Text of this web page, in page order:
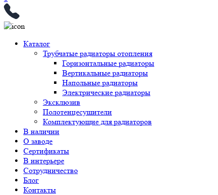
Каталог
Трубчатые радиаторы отопления
Горизонтальные радиаторы
Вертикальные радиаторы
Напольные радиаторы
Электрические радиаторы
Эксклюзив
Полотенцесушители
Комплектующие для радиаторов
В наличии
О заводе
Сертификаты
В интерьере
Сотрудничество
Блог
Контакты